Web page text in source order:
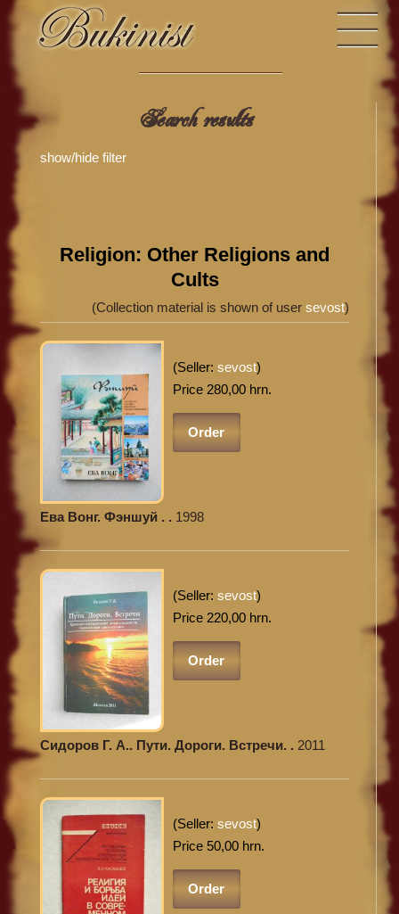
Search results
show/hide filter
Religion: Other Religions and
Cults
(Collection material is shown of user sevost)
(Seller: sevost)
Price 280,00 hrn.
Order
Ева Вонг. Фэншуй . . 1998
(Seller: sevost)
Price 220,00 hrn.
Order
Сидоров Г. А.. Пути. Дороги. Встречи. . 2011
(Seller: sevost)
Price 50,00 hrn.
Order